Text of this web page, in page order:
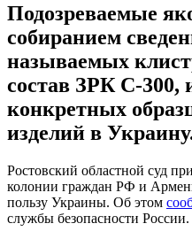
Подозреваемые
собиранием
называемых
состав ЗРК С-300,
конкретных
изделий в
Ростовский областной суд
колонии граждан РФ и
пользу Украины. Об этом
службы безопасности России.